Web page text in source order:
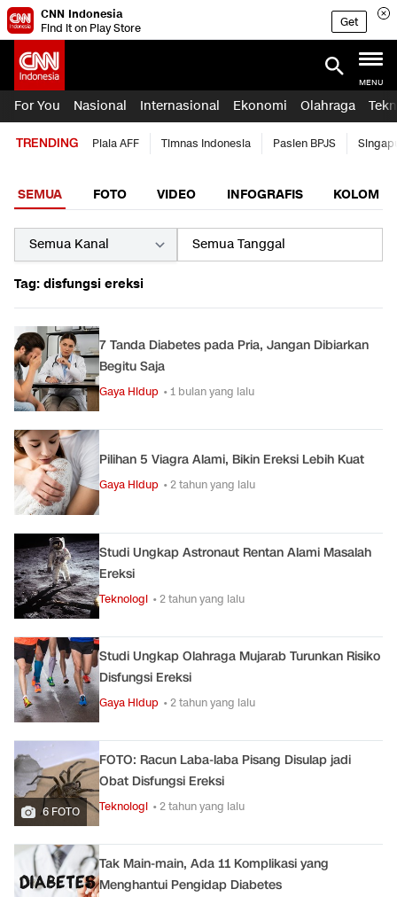
CNN Indonesia
Find it on Play Store
Get
MENU
For You Nasional Internasional Ekonomi Olahraga
TRENDING Piala AFF Timnas Indonesia Pasien BPJS
SEMUA FOTO VIDEO INFOGRAFIS KOLOM
Tag: disfungsi ereksi
7 Tanda Diabetes pada Pria, Jangan Dibiarkan
Begitu Saja
Gaya Hidup • 1 bulan yang lalu
Pilihan 5 Viagra Alami, Bikin Ereksi Lebih Kuat
Gaya Hidup • 2 tahun yang lalu
Studi Ungkap Astronaut Rentan Alami Masalah
Ereksi
Teknologi • 2 tahun yang lalu
Studi Ungkap Olahraga Mujarab Turunkan Risiko
Disfungsi Ereksi
Gaya Hidup • 2 tahun yang lalu
6 FOTO
FOTO: Racun Laba-laba Pisang Disulap jadi
Obat Disfungsi Ereksi
Teknologi • 2 tahun yang lalu
Tak Main-main, Ada 11 Komplikasi yang
Menghantui Pengidap Diabetes